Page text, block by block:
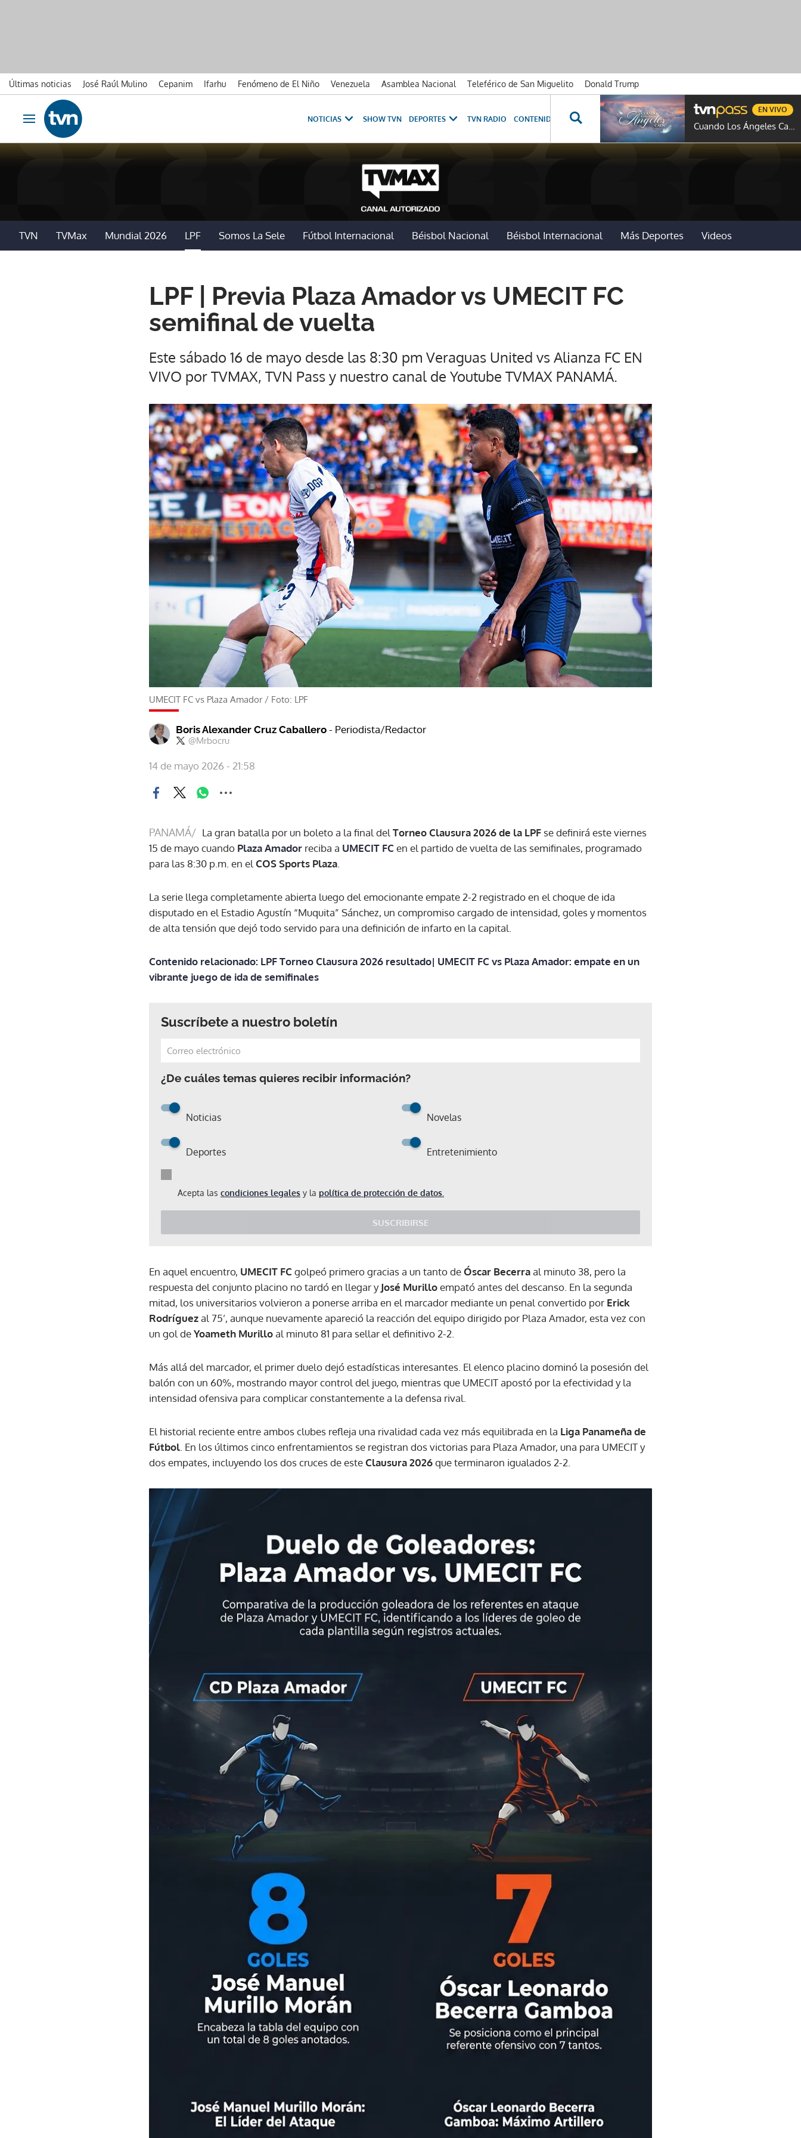
Últimas noticias José Raúl Mulino Cepanim Ifarhu Fenómeno de El Niño Venezuela Asamblea Nacional Teleférico de San Miguelito
Donald Trump
Ir al contenido
Obrir navegació
NOTICIAS SHOW TVN DEPORTES TVN RADIO CONTENIDOS ESPECIALES NOVELAS PROGRAMAS GENTE TVN
Cuando Los Ángeles Caen
EN VIVO
TVN TVMax Mundial 2026 LPF Somos La Sele Fútbol Internacional Béisbol Nacional Béisbol Internacional Más Deportes Videos
LPF | Previa Plaza Amador vs UMECIT FC
semifinal de vuelta
Este sábado 16 de mayo desde las 8:30 pm Veraguas United vs Alianza FC EN
VIVO por TVMAX, TVN Pass y nuestro canal de Youtube TVMAX PANAMÁ.
UMECIT FC vs Plaza Amador/ Foto: LPF
Boris Alexander Cruz Caballero - Periodista/Redactor
@Mrbocru
14 de mayo 2026 - 21:58
PANAMÁ/ La gran batalla por un boleto a la final del Torneo Clausura 2026 de la LPF se definirá este viernes
15 de mayo cuando Plaza Amador reciba a UMECIT FCen el partido de vuelta de las semifinales, programado
para las 8:30 p.m. en el COS Sports Plaza
La serie llega completamente abierta luego del emocionante empate 2-2 registrado en el choque de ida
disputado en el Estadio Agustín “Muquita” Sánchez, un compromiso cargado de intensidad, goles y momentos
de alta tensión que dejó todo servido para una definición de infarto en la capital.
Contenido relacionado: LPF Torneo Clausura 2026 resultado| UMECIT FC vs Plaza Amador: empate en un
vibrante juego de ida de semifinales
Suscríbete a nuestro boletín
¿De cuáles temas quieres recibir información?
Noticias Novelas
Deportes Entretenimiento
Acepta las condiciones legales y la política de protección de datos.
SUSCRIBIRSE
Gracias por suscribirte a nuestro boletín.
ACEPTAR
En aquel encuentro, UMECIT FCgolpeó primero gracias a un tanto deÓscar Becerraal minuto 38, pero la
respuesta del conjunto placino no tardó en llegar yJosé Murilloempató antes del descanso. En la segunda
mitad, los universitarios volvieron a ponerse arriba en el marcador mediante un penal convertido por Erick
Rodríguezal 75’, aunque nuevamente apareció la reacción del equipo dirigido por Plaza Amador, esta vez con
un gol deYoameth Murilloal minuto 81 para sellar el definitivo 2-2.
Más allá del marcador, el primer duelo dejó estadísticas interesantes. El elenco placino dominó la posesión del
balón con un 60%, mostrando mayor control del juego, mientras que UMECIT apostó por la efectividad y la
intensidad ofensiva para complicar constantemente a la defensa rival.
El historial reciente entre ambos clubes refleja una rivalidad cada vez más equilibrada en la Liga Panameña de
Fútbol . En los últimos cinco enfrentamientos se registran dos victorias para Plaza Amador, una para UMECIT y
dos empates, incluyendo los dos cruces de esteClausura 2026que terminaron igualados 2-2.